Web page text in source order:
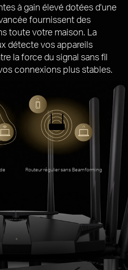
à gain élevé dotées d'une
fournissent des
toute votre maison. La
détecte vos appareils
la force du signal sans fil
connexions plus stables.
Routeur régulier sans Beamforming